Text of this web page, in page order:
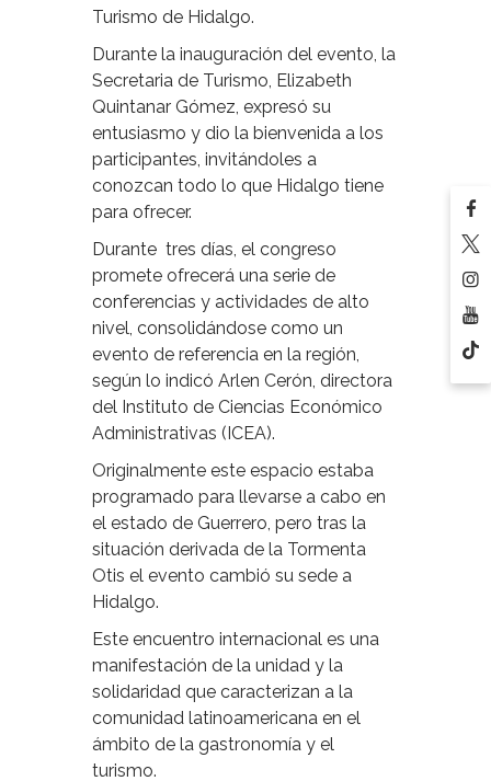
Turismo de Hidalgo.
Durante la inauguración del evento, la
Secretaria de Turismo, Elizabeth
Quintanar Gómez, expresó su
entusiasmo y dio la bienvenida a los
participantes, invitándoles a
conozcan todo lo que Hidalgo tiene
para ofrecer.
Durante tres días, el congreso
promete ofrecerá una serie de
conferencias y actividades de alto
nivel, consolidándose como un
evento de referencia en la región,
según lo indicó Arlen Cerón, directora
del Instituto de Ciencias Económico
Administrativas (ICEA).
Originalmente este espacio estaba
programado para llevarse a cabo en
el estado de Guerrero, pero tras la
situación derivada de la Tormenta
Otis el evento cambió su sede a
Hidalgo.
Este encuentro internacional es una
manifestación de la unidad y la
solidaridad que caracterizan a la
comunidad latinoamericana en el
ámbito de la gastronomía y el
turismo.